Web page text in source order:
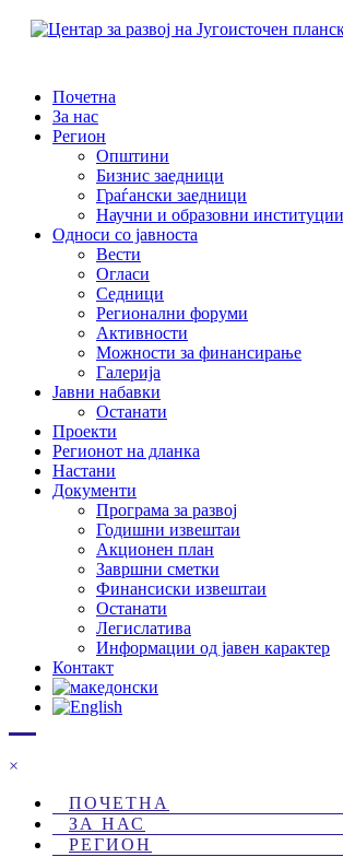
Почетна
За нас
Регион
Општини
Бизнис заедници
Граѓански заедници
Научни и образовни институции
Односи со јавноста
Вести
Огласи
Седници
Регионални форуми
Активности
Можности за финансирање
Галерија
Јавни набавки
Останати
Проекти
Регионот на дланка
Настани
Документи
Програма за развој
Годишни извештаи
Акционен план
Завршни сметки
Финансиски извештаи
Останати
Легислатива
Информации од јавен карактер
Контакт
×
ПОЧЕТНА
ЗА НАС
РЕГИОН